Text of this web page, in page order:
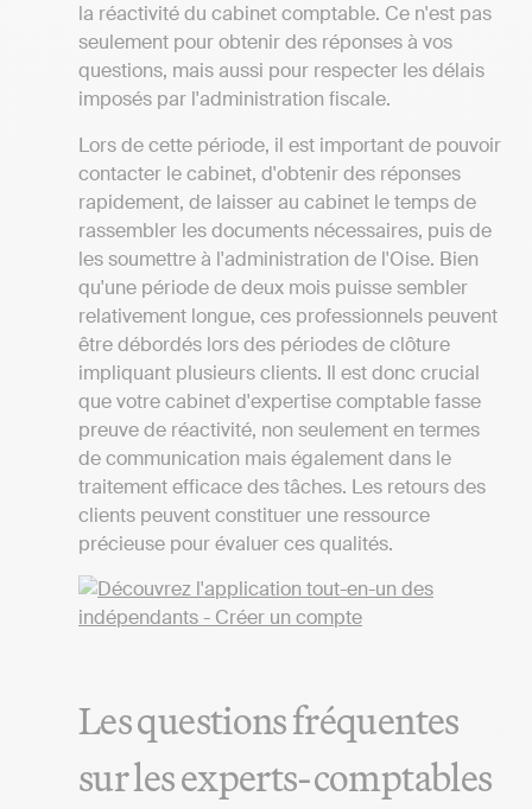
la réactivité du cabinet comptable. Ce n'est pas
seulement pour obtenir des réponses à vos
questions, mais aussi pour respecter les délais
imposés par l'administration fiscale.
Lors de cette période, il est important de pouvoir
contacter le cabinet, d'obtenir des réponses
rapidement, de laisser au cabinet le temps de
rassembler les documents nécessaires, puis de
les soumettre à l'administration de l'Oise. Bien
qu'une période de deux mois puisse sembler
relativement longue, ces professionnels peuvent
être débordés lors des périodes de clôture
impliquant plusieurs clients. Il est donc crucial
que votre cabinet d'expertise comptable fasse
preuve de réactivité, non seulement en termes
de communication mais également dans le
traitement efficace des tâches. Les retours des
clients peuvent constituer une ressource
précieuse pour évaluer ces qualités.
Les questions fréquentes
sur les experts-comptables